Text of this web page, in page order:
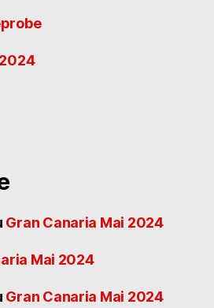
Gran Canaria Mai 2024
Mai 2024
Gran Canaria Mai 2024